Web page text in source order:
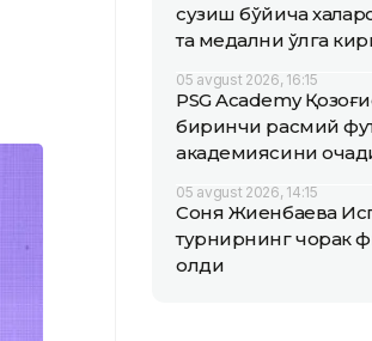
сузиш бўйича
та медални қўлга
05 avgust 2026, 16:15
PSG Academy
биринчи расмий
академиясини
05 avgust 2026, 14:15
Соня Жиенбаева
турнирнинг чорак
олди